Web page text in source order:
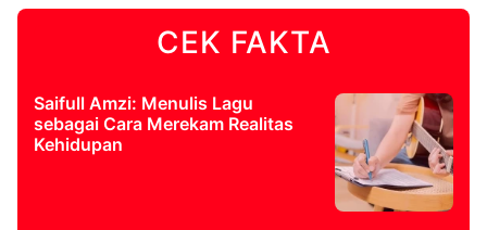
CEK FAKTA
Saifull Amzi: Menulis Lagu
sebagai Cara Merekam Realitas
Kehidupan